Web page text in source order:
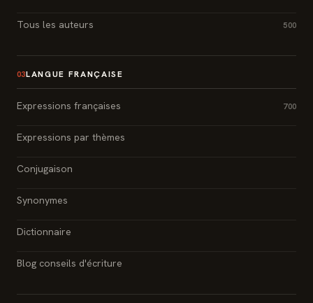
Tous les auteurs 500
03LANGUE FRANÇAISE
Expressions françaises 700
Expressions par thèmes
Conjugaison
Synonymes
Dictionnaire
Blog conseils d'écriture